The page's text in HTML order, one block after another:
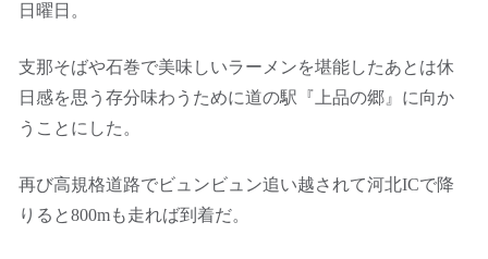
日曜日。
支那そばや石巻で美味しいラーメンを堪能したあとは休
日感を思う存分味わうために道の駅『上品の郷』に向か
うことにした。
再び高規格道路でビュンビュン追い越されて河北ICで降
りると800mも走れば到着だ。